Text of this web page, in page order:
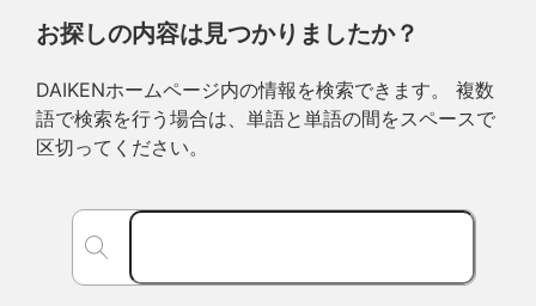
お探しの内容は見つかりましたか？
DAIKENホームページ内の情報を検索できます。 複数
語で検索を行う場合は、単語と単語の間をスペースで
区切ってください。